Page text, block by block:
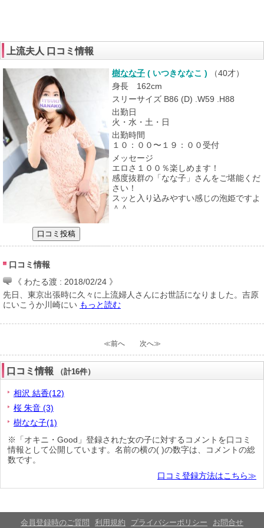
上流夫人 口コミ情報
樹なな子 ( いつきななこ ) （40才）
身長 162cm
スリーサイズ B86 (D) .W59 .H88
出勤日
火・水・土・日
出勤時間
１０：００〜１９：００受付
メッセージ
エロさ１００％楽しめます！
感度抜群の「なな子」さんをご堪能くだ
さい！
スッと入り込みやすい感じの泡姫ですよ
＾＾
口コミ情報
《 わたる渡 : 2018/02/24 》
先日、東京出張時に久々に上流婦人さんにお世話になりました。吉原
にいこうか川崎にい もっと読む
≪前へ 次へ≫
口コミ情報 （計16件）
相沢 結香(12)
桜 朱音 (3)
樹なな子(1)
※「オキニ・Good」登録された女の子に対するコメントを口コミ
情報として公開しています。名前の横の( )の数字は、コメントの総
数です。
口コミ登録方法はこちら≫
会員登録時のご質問 利用規約 プライバシーポリシー お問合せ